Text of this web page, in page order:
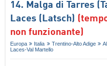
14. Malga di Tarres
Laces (Latsch)
non funzionante)
Europa Italia Trentino-Alto Adige
Laces-Val Martello